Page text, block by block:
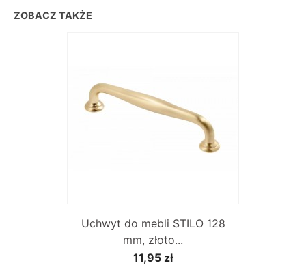
ZOBACZ TAKŻE
Uchwyt do mebli STILO 128
mm, złoto...
11,95 zł